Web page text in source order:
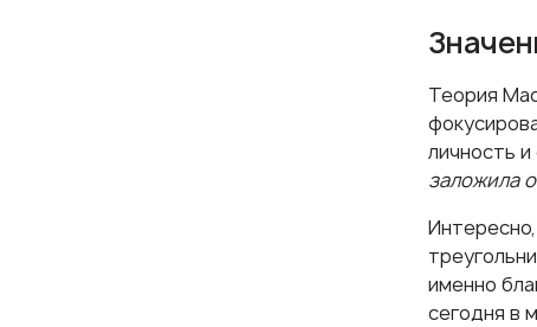
Теория
личность
заложила
именно
сегодня в